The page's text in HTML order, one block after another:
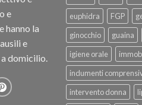
e
hanno la
e
domicilio.
euphidra
FGP
ginocchio
guaina
igiene orale
indumenti
intervento donna